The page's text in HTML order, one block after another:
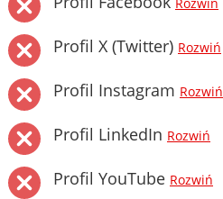
Rozwiń
Profil X (Twitter) Rozwiń
Profil Instagram Rozwiń
Profil LinkedIn Rozwiń
Profil YouTube Rozwiń